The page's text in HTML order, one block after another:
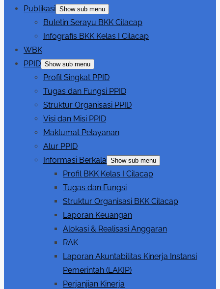
Publikasi Show sub menu
Buletin Serayu BKK Cilacap
Infografis BKK Kelas I Cilacap
WBK
PPID Show sub menu
Profil Singkat PPID
Tugas dan Fungsi PPID
Struktur Organisasi PPID
Visi dan Misi PPID
Maklumat Pelayanan
Alur PPID
Informasi Berkala Show sub menu
Profil BKK Kelas I Cilacap
Tugas dan Fungsi
Struktur Organisasi BKK Cilacap
Laporan Keuangan
Alokasi & Realisasi Anggaran
RAK
Laporan Akuntabilitas Kinerja Instansi
Pemerintah (LAKIP)
Perjanjian Kinerja